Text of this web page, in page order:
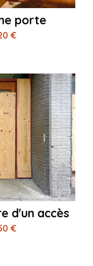
porte
€
d'un accès
€